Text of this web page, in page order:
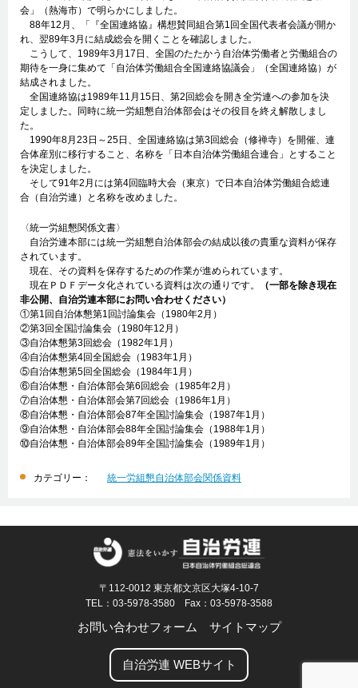
会」（熱海市）で明らかにしました。
88年12月、「『全国連絡協』構想賛同組合第1回全国代表者会議が開か
れ、翌89年3月に結成総会を開くことを確認しました。
こうして、1989年3月17日、全国のたたかう自治体労働者と労働組合の
期待を一身に集めて「自治体労働組合全国連絡協議会」（全国連絡協）が
結成されました。
全国連絡協は1989年11月15日、第2回総会を開き全労連への参加を決
定しました。同時に統一労組懇自治体部会はその役目を終え解散しまし
た。
1990年8月23日～25日、全国連絡協は第3回総会（修禅寺）を開催、連
合体産別に移行すること、名称を「日本自治体労働組合連合」とすること
を決定しました。
そして91年2月には第4回臨時大会（東京）で日本自治体労働組合総連
合（自治労連）と名称を改めました。
〈統一労組懇関係文書〉
自治労連本部には統一労組懇自治体部会の結成以後の貴重な資料が保存
されています。
現在、その資料を保存するための作業が進められています。
現在ＰＤＦデータ化されている資料は次の通りです。
（一部を除き現在
非公開、自治労連本部にお問い合わせください）
①第1回自治体懇第1回討論集会（1980年2月）
②第3回全国討論集会（1980年12月）
③自治体懇第3回総会（1982年1月）
④自治体懇第4回全国総会（1983年1月）
⑤自治体懇第5回全国総会（1984年1月）
⑥自治体懇・自治体部会第6回総会（1985年2月）
⑦自治体懇・自治体部会第7回総会（1986年1月）
⑧自治体懇・自治体部会87年全国討論集会（1987年1月）
⑨自治体懇・自治体部会88年全国討論集会（1988年1月）
⑩自治体懇・自治体部会89年全国討論集会（1989年1月）
カテゴリー： 統一労組懇自治体部会関係資料
〒112-0012 東京都文京区大塚4-10-7
TEL：03-5978-3580 Fax：03-5978-3588
お問い合わせフォーム サイトマップ
自治労連 WEBサイト